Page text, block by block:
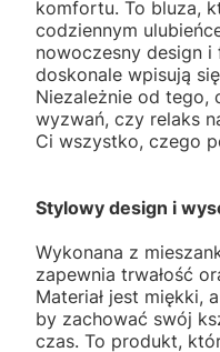
komfortu. To bluza,
codziennym
nowoczesny design
doskonale wpisują
Niezależnie od tego,
wyzwań, czy relaks
Ci wszystko, czego
Stylowy design i
Wykonana z
zapewnia trwałość
Materiał jest miękki,
by zachować swój
czas. To produkt,